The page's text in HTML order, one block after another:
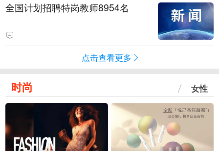
全国计划招聘特岗教师8954名
点击查看更多
时尚 女性